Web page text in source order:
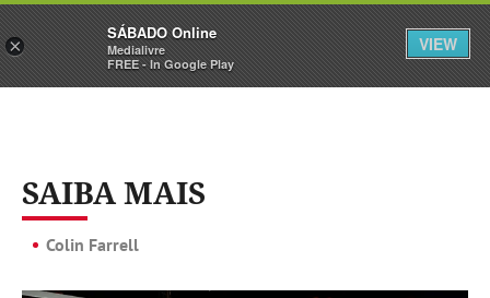
Sábado Assine Iniciar Sessão
SAIBA MAIS
Colin Farrell
×
SÁBADO Online
Medialivre
FREE - In Google Play
VIEW